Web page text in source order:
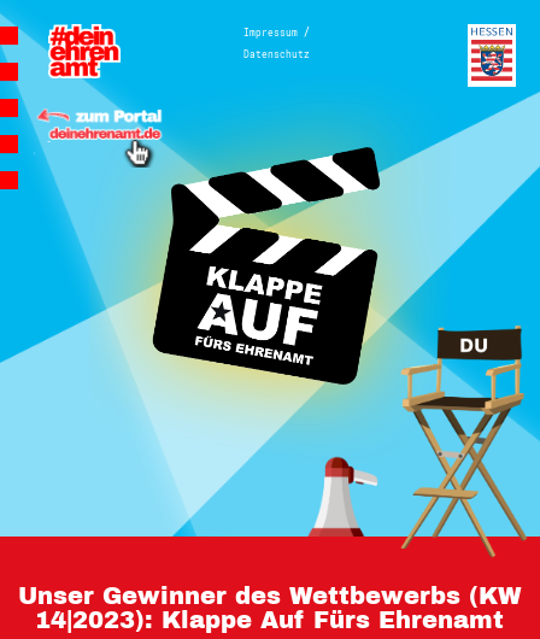
Hauptnavigation
Homepage | Wettbewerb Dein
Ehrenamt ist Herzenssache
Teilnahmebedingungen
MeinMoment
Teilnahmebedingungen
KlappeAuf
Teilnahmebedingungen 80 Jahre
Hessen
Impressum /
Datenschutz
Unser Gewinner des Wettbewerbs (KW
14|2023): Klappe Auf Fürs Ehrenamt